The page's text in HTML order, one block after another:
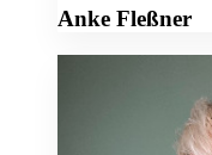
Anke Fleßner